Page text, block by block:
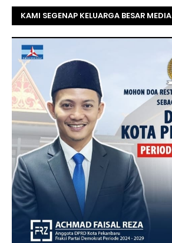
KAMI SEGENAP KELUARGA BESAR MEDIA
BAPAK ACHMAD FAISAL REZ